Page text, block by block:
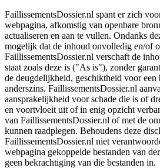
FaillissementsDossier.nl spant er zich
webpagina, afkomstig van openbare
actualiseren en aan te vullen. Ondanks
mogelijk dat de inhoud onvolledig en/of
FaillissementsDossier.nl verschaft de
staat zoals deze is ("As is"), zonder
de deugdelijkheid, geschiktheid voor een
anderszins. FaillissementsDossier.nl
aansprakelijkheid voor schade die is of
en voortvloeit uit of in enig opzicht
van FaillissementsDossier.nl of met de
kunnen raadplegen. Behoudens deze
FaillissementsDossier.nl niet
webpagina gekoppelde bestanden van
geen bekrachtiging van die bestanden in.